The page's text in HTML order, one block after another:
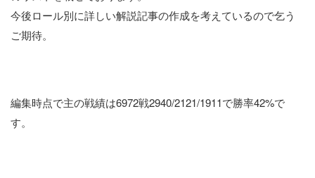
今後ロール別に詳しい解説記事の作成を考えているので乞う
ご期待。
編集時点で主の戦績は6972戦2940/2121/1911で勝率42%で
す。